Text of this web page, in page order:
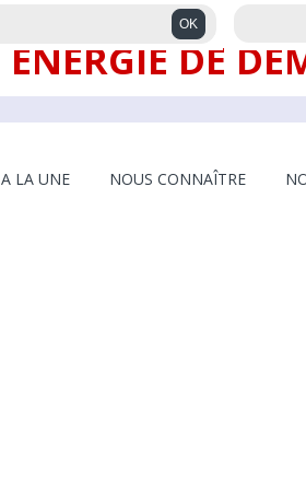
A LA UNE NOUS CONNAÎTRE
ENERGIE DE